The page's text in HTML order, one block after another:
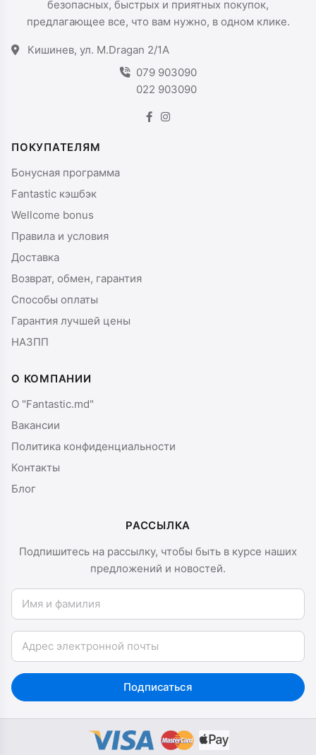
безопасных, быстрых и приятных покупок,
предлагающее все, что вам нужно, в одном клике.
Кишинев, ул. M.Dragan 2/1A
079 903090
022 903090
ПОКУПАТЕЛЯМ
Бонусная программа
Fantastic кэшбэк
Wellcome bonus
Правила и условия
Доставка
Возврат, обмен, гарантия
Способы оплаты
Гарантия лучшей цены
НАЗПП
О КОМПАНИИ
О "Fantastic.md"
Вакансии
Политика конфиденциальности
Контакты
Блог
РАССЫЛКА
Подпишитесь на рассылку, чтобы быть в курсе наших
предложений и новостей.
Имя и фамилия
Email
Подписаться